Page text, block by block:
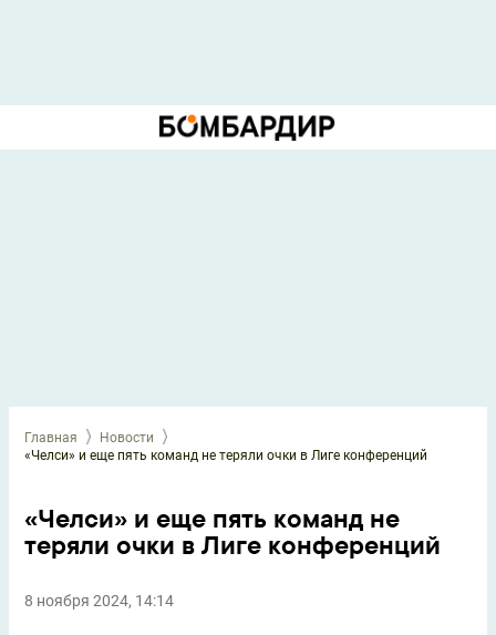
Главная
Новости
«Челси» и еще пять команд не теряли очки в Лиге конференций
«Челси» и еще пять команд не
теряли очки в Лиге конференций
8 ноября 2024, 14:14